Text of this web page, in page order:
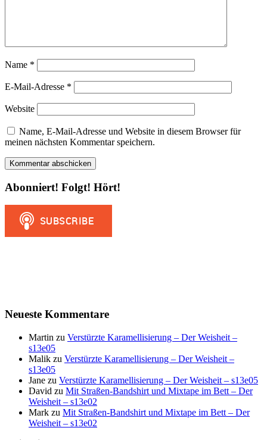
Name *
E-Mail-Adresse *
Website
Name, E-Mail-Adresse und Website in diesem Browser für
meinen nächsten Kommentar speichern.
Abonniert! Folgt! Hört!
Neueste Kommentare
Martin zu Verstürzte Karamellisierung – Der Weisheit –
s13e05
Malik zu Verstürzte Karamellisierung – Der Weisheit –
s13e05
Jane zu Verstürzte Karamellisierung – Der Weisheit – s13e05
David zu Mit Straßen-Bandshirt und Mixtape im Bett – Der
Weisheit – s13e02
Mark zu Mit Straßen-Bandshirt und Mixtape im Bett – Der
Weisheit – s13e02